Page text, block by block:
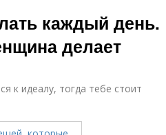
каждый день.
делает
к идеалу, тогда тебе стоит